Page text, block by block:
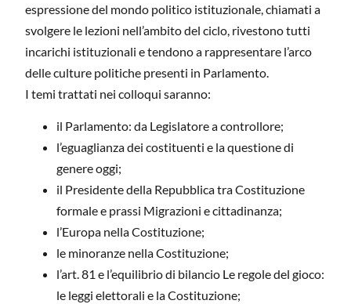
espressione del mondo politico istituzionale, chiamati a
svolgere le lezioni nell’ambito del ciclo, rivestono tutti
incarichi istituzionali e tendono a rappresentare l’arco
delle culture politiche presenti in Parlamento.
I temi trattati nei colloqui saranno:
il Parlamento: da Legislatore a controllore;
l’eguaglianza dei costituenti e la questione di
genere oggi;
il Presidente della Repubblica tra Costituzione
formale e prassi Migrazioni e cittadinanza;
l’Europa nella Costituzione;
le minoranze nella Costituzione;
l’art. 81 e l’equilibrio di bilancio Le regole del gioco:
le leggi elettorali e la Costituzione;